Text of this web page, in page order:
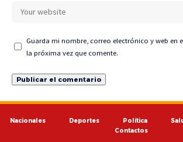
Guarda mi nombre, correo electrónico y web en
la próxima vez que comente.
Nacionales Deportes Política
Contactos